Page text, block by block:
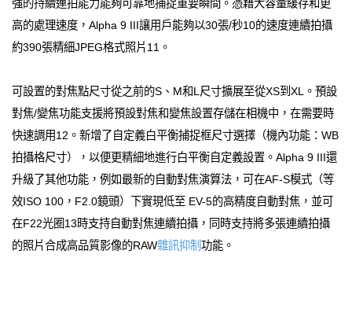
強的持續連拍能力能夠可靠地捕捉重要瞬間。憑藉大容量緩存和更
高的處理速度，Alpha 9 III讓用戶能夠以30張/秒10的速度連續拍攝
約390張精細JPEG格式照片11。
可設置的對焦點尺寸從之前的S、M和L尺寸擴展至從XS到XL。預設
對焦/變焦功能支援將預設對焦和變焦設置存儲在相機中，在需要時
快速調用12。新增了自定義白平衡捕捉框尺寸選擇（機內功能：WB
拍攝格尺寸），以便更精細地進行白平衡自定義設置。Alpha 9 III還
升級了其他功能，例如最新的自動對焦演算法，可在AF-S模式（等
效ISO 100，F2.0鏡頭）下實現低至 EV-5的高精度自動對焦，並可
在F22光圈13時支持自動對焦連續拍攝，同時支持將多張連續拍攝
的照片合成高品質影像的RAW雜訊抑制功能。